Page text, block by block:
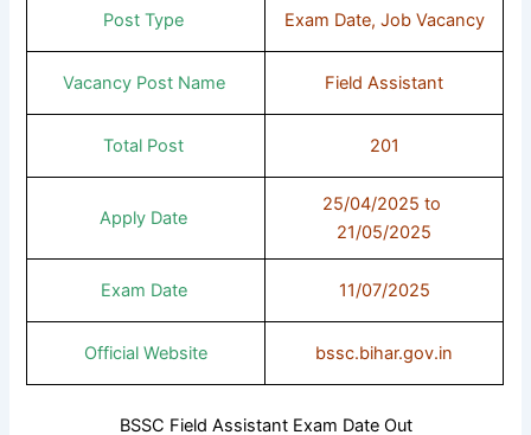
Post Type Exam Date, Job Vacancy
Vacancy Post Name Field Assistant
Total Post 201
Apply Date
25/04/2025 to
21/05/2025
Exam Date 11/07/2025
Official Website bssc.bihar.gov.in
BSSC Field Assistant Exam Date Out